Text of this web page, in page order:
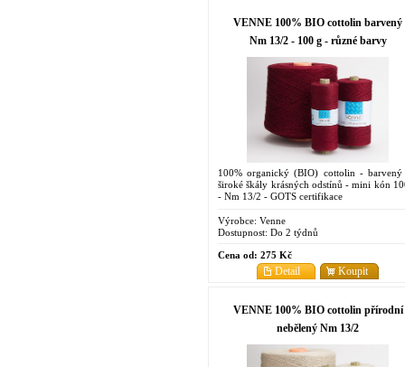
VENNE 100% BIO cottolin barvený
Nm 13/2 - 100 g - různé barvy
100% organický (BIO) cottolin - barvený
široké škály krásných odstínů - mini kón
- Nm 13/2 - GOTS certifikace
Výrobce: Venne
Dostupnost: Do 2 týdnů
Cena od: 275 Kč
Koupit
Detail
VENNE 100% BIO cottolin přírodní
nebělený Nm 13/2